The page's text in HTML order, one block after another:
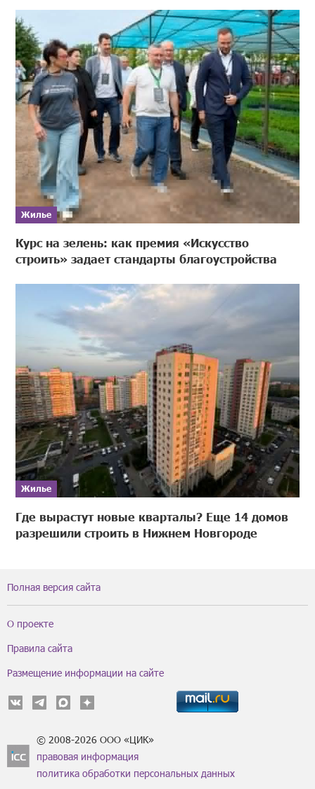
Жилье
Курс на зелень: как премия «Искусство
строить» задает стандарты благоустройства
Жилье
Где вырастут новые кварталы? Еще 14 домов
разрешили строить в Нижнем Новгороде
Полная версия сайта
О проекте
Правила сайта
Размещение информации на сайте
© 2008-2026 ООО «ЦИК»
правовая информация
политика обработки персональных данных